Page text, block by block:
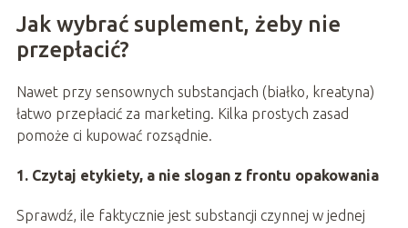
Jak wybrać suplement, żeby nie
przepłacić?
Nawet przy sensownych substancjach (białko, kreatyna)
łatwo przepłacić za marketing. Kilka prostych zasad
pomoże ci kupować rozsądnie.
1. Czytaj etykiety, a nie slogan z frontu opakowania
Sprawdź, ile faktycznie jest substancji czynnej w jednej